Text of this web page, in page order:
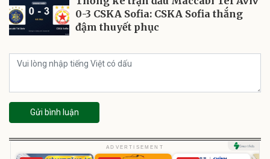
0-3 CSKA Sofia: CSKA Sofia thắng
đậm thuyết phục
Gửi bình luận
ADVERTISEMENT